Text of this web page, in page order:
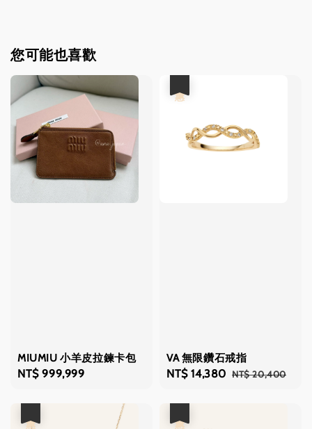
您可能也喜歡
MIUMIU 小羊皮拉鍊卡包
Regular
NT$ 999,999
VA 無限鑽石戒指
Sale
NT$ 14,380 Regular
NT$ 20,400